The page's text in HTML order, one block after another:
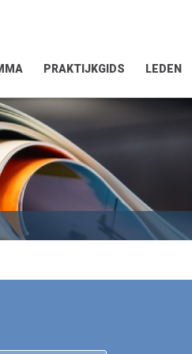
PRAKTIJKGIDS LEDEN